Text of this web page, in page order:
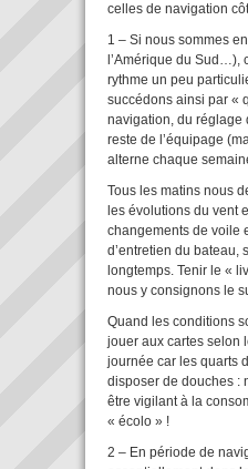
celles de navigation
1 – Si nous sommes
l’Amérique du Sud…),
rythme un peu
succédons ainsi par «
navigation, du réglage
reste de l’équipage
alterne chaque
Tous les matins nous
les évolutions du vent
changements de voile
d’entretien du bateau,
longtemps. Tenir le «
nous y consignons le
Quand les conditions
jouer aux cartes selon
journée car les quarts
disposer de douches :
être vigilant à la
« écolo » !
2 – En période de